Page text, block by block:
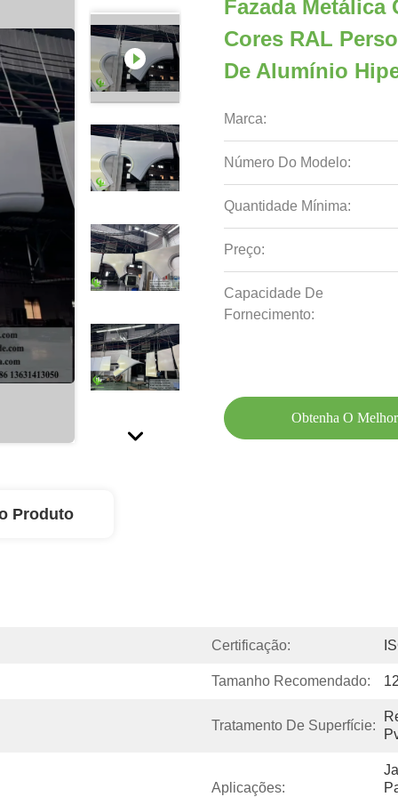
Fazada
Cores RAL
De Alumínio
Marca:
Número Do Modelo:
Quantidade Mínima:
Preço:
Capacidade De
Fornecimento:
Obtenha O
Produto
Certificação:
Tamanho Recomendado:
Tratamento De Superfície:
Aplicações: